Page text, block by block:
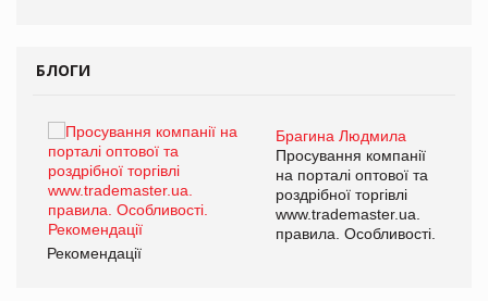
БЛОГИ
Брагина Людмила
Просування компанії
на порталі оптової та
роздрібної торгівлі
www.trademaster.ua.
правила. Особливості.
Рекомендації